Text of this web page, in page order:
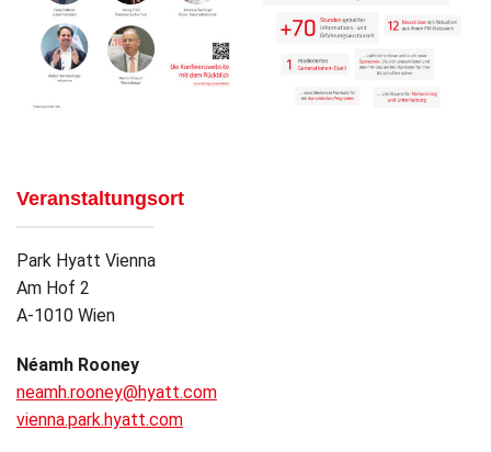
Veranstaltungsort
Park Hyatt Vienna
Am Hof 2
A-1010 Wien
Néamh Rooney
neamh.rooney@hyatt.com
vienna.park.hyatt.com